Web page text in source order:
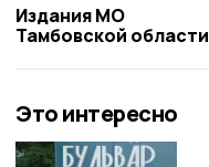
Издания МО
Тамбовской области
Это интересно